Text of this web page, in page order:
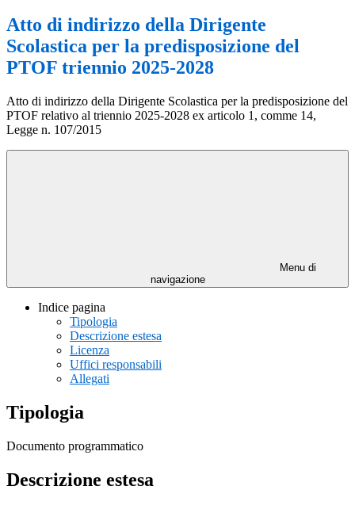
Atto di indirizzo della Dirigente
Scolastica per la predisposizione del
PTOF triennio 2025-2028
Atto di indirizzo della Dirigente Scolastica per la predisposizione del
PTOF relativo al triennio 2025-2028 ex articolo 1, comme 14,
Legge n. 107/2015
Menu di
navigazione
Indice pagina
Tipologia
Descrizione estesa
Licenza
Uffici responsabili
Allegati
Tipologia
Documento programmatico
Descrizione estesa